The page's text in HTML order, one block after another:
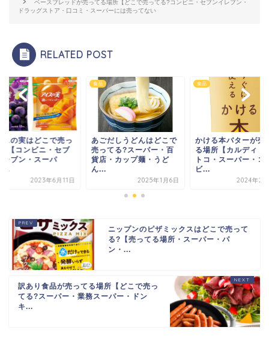
ベースブレッドが売ってる場所【どこで売ってる?コンビニ・セブンイレブン・
ドラッグストア・口コミ・スーパーには売ってない
RELATED POST
スの実はどこで売っ
?【コンビニ・セブ
レブン・スーパ
...
2023年6月11日
食品
あごだしうどんはどこで
売ってる?スーパー・百
貨店・カップ麺・うど
ん...
2025年1月6日
食品
かける本バターが売
る場所【カルディ・
トコ・スーパー・コ
ビ...
2024年2
ニップンのピザミックスはどこで売って
る?【売ってる場所・スーパー・パ
ン・...
訳あり食品が売ってる場所【どこで売っ
てる?スーパー・業務スーパー・ドン
キ...